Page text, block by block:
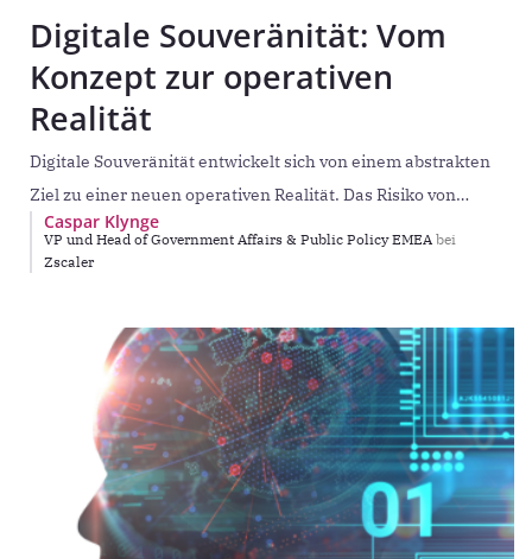
Digitale Souveränität: Vom
Konzept zur operativen
Realität
Digitale Souveränität entwickelt sich von einem abstrakten
Ziel zu einer neuen operativen Realität. Das Risiko von
Sanktionen, rechtlichen Divergenzen und Cyber-
Disruptionen wird auf Vorstandsebene
Caspar Klynge
VP und Head of Government Affairs & Public Policy EMEA bei
Zscaler